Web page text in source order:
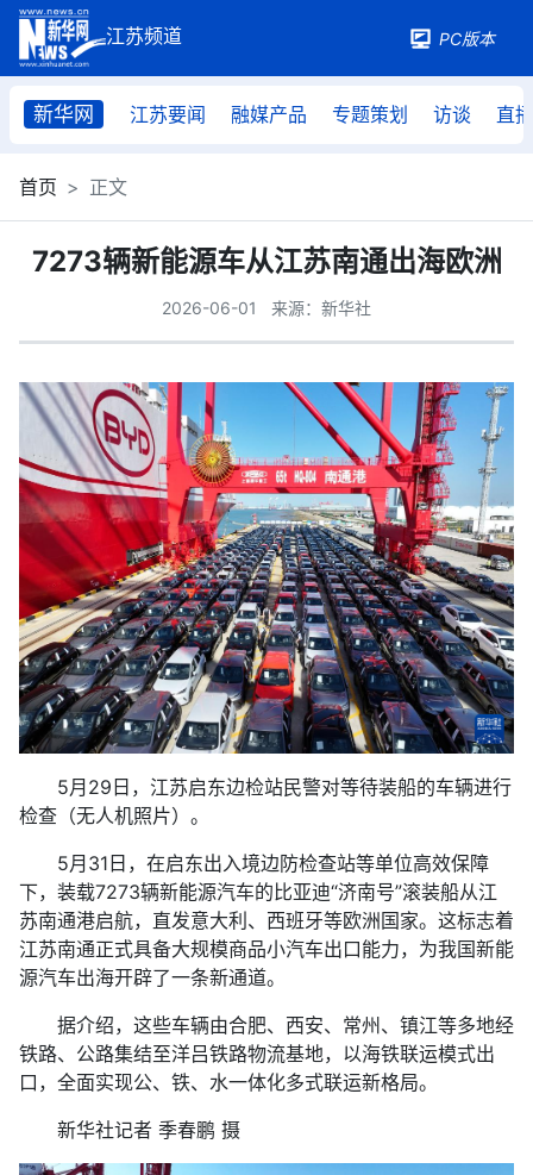
PC版本
新华网 江苏要闻 融媒产品 专题策划 访谈 直播
首页 正文
7273辆新能源车从江苏南通出海欧洲
2026-06-01 来源：新华社
5月29日，江苏启东边检站民警对等待装船的车辆进行
检查（无人机照片）。
5月31日，在启东出入境边防检查站等单位高效保障
下，装载7273辆新能源汽车的比亚迪“济南号”滚装船从江
苏南通港启航，直发意大利、西班牙等欧洲国家。这标志着
江苏南通正式具备大规模商品小汽车出口能力，为我国新能
源汽车出海开辟了一条新通道。
据介绍，这些车辆由合肥、西安、常州、镇江等多地经
铁路、公路集结至洋吕铁路物流基地，以海铁联运模式出
口，全面实现公、铁、水一体化多式联运新格局。
新华社记者 季春鹏 摄